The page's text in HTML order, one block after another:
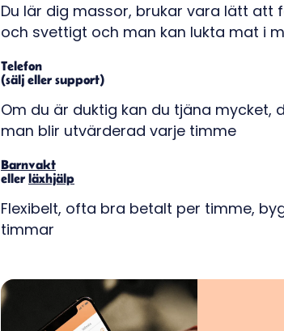
Du lär dig massor, brukar vara lätt
och svettigt och man kan lukta mat i
Telefon
(sälj eller support)
Om du är duktig kan du tjäna mycket,
man blir utvärderad varje timme
Barnvakt
eller läxhjälp
Flexibelt, ofta bra betalt per timme,
timmar